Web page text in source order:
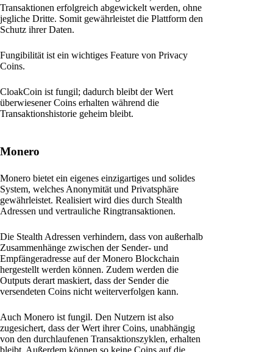
Transaktionen erfolgreich abgewickelt werden, ohne
jegliche Dritte. Somit gewährleistet die Plattform den
Schutz ihrer Daten.
Fungibilität ist ein wichtiges Feature von Privacy
Coins.
CloakCoin ist fungil; dadurch bleibt der Wert
überwiesener Coins erhalten während die
Transaktionshistorie geheim bleibt.
Monero
Monero bietet ein eigenes einzigartiges und solides
System, welches Anonymität und Privatsphäre
gewährleistet. Realisiert wird dies durch Stealth
Adressen und vertrauliche Ringtransaktionen.
Die Stealth Adressen verhindern, dass von außerhalb
Zusammenhänge zwischen der Sender- und
Empfängeradresse auf der Monero Blockchain
hergestellt werden können. Zudem werden die
Outputs derart maskiert, dass der Sender die
versendeten Coins nicht weiterverfolgen kann.
Auch Monero ist fungil. Den Nutzern ist also
zugesichert, dass der Wert ihrer Coins, unabhängig
von den durchlaufenen Transaktionszyklen, erhalten
bleibt. Außerdem können so keine Coins auf die